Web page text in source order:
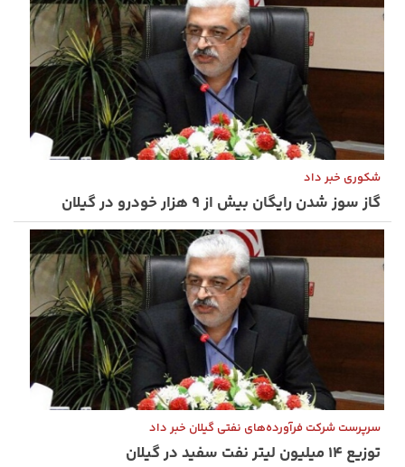
شکوری خبر داد
گاز سوز شدن رایگان بیش از ۹ هزار خودرو در گیلان
سرپرست شرکت فرآورده‌های نفتی گیلان خبر داد
توزیع ۱۴ میلیون لیتر نفت سفید در گیلان